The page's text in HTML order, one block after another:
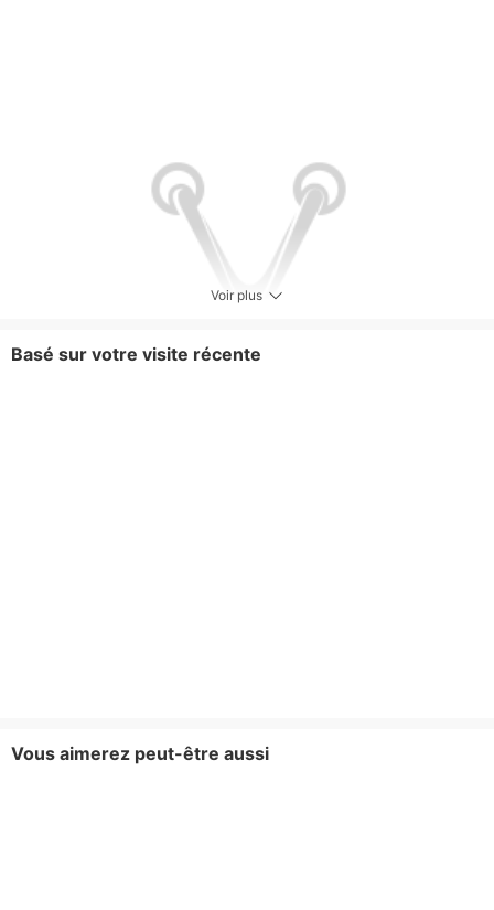
Voir plus
Basé sur votre visite récente
Vous aimerez peut-être aussi